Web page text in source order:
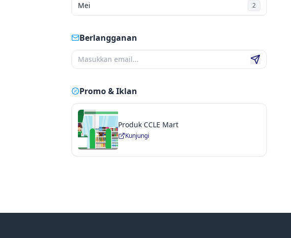
Mei 2
Berlangganan
Promo & Iklan
Produk CCLE Mart
Kunjungi